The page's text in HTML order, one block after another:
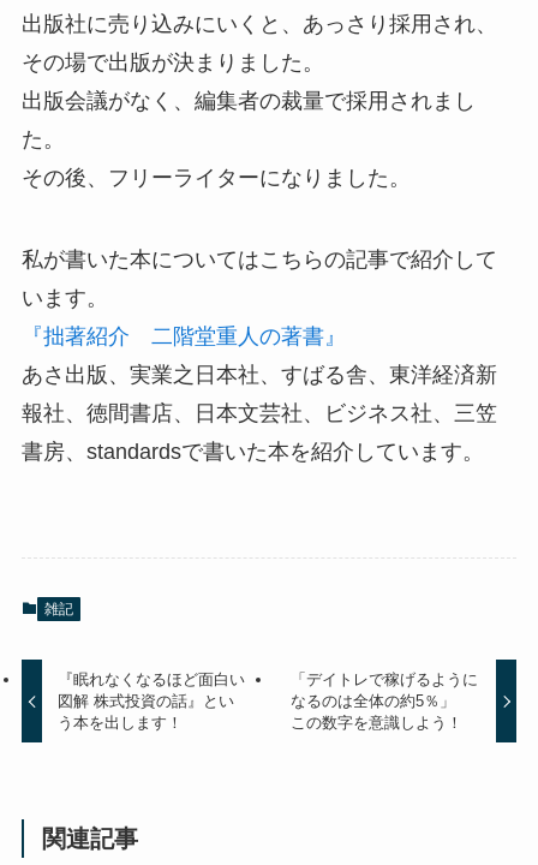
出版社に売り込みにいくと、あっさり採用され、
その場で出版が決まりました。
出版会議がなく、編集者の裁量で採用されまし
た。
その後、フリーライターになりました。
私が書いた本についてはこちらの記事で紹介して
います。
『拙著紹介 二階堂重人の著書』
あさ出版、実業之日本社、すばる舎、東洋経済新
報社、徳間書店、日本文芸社、ビジネス社、三笠
書房、standardsで書いた本を紹介しています。
雑記
『眠れなくなるほど面白い
図解 株式投資の話』とい
う本を出します！
「デイトレで稼げるように
なるのは全体の約5％」
この数字を意識しよう！
関連記事